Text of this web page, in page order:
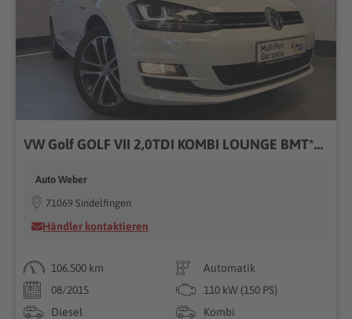
VW Golf GOLF VII 2,0TDI KOMBI LOUNGE BMT*NAVI*KLIMATRON
Auto Weber
71069 Sindelfingen
Händler kontaktieren
106.500 km
Automatik
08/2015
110 kW (150 PS)
Diesel
Kombi